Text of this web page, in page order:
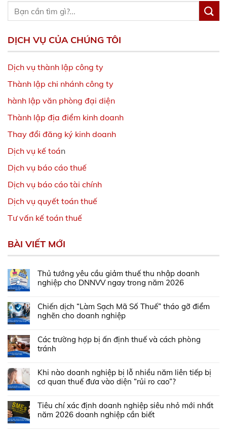
DỊCH VỤ CỦA CHÚNG TÔI
Dịch vụ thành lập công ty
Thành lập chi nhánh công ty
hành lập văn phòng đại diện
Thành lập địa điểm kinh doanh
Thay đổi đăng ký kinh doanh
Dịch vụ kế toán
Dịch vụ báo cáo thuế
Dịch vụ báo cáo tài chính
Dịch vụ quyết toán thuế
Tư vấn kế toán thuế
BÀI VIẾT MỚI
Thủ tướng yêu cầu giảm thuế thu nhập doanh
nghiệp cho DNNVV ngay trong năm 2026
Chiến dịch “Làm Sạch Mã Số Thuế” tháo gỡ điểm
nghẽn cho doanh nghiệp
Các trường hợp bị ấn định thuế và cách phòng
tránh
Khi nào doanh nghiệp bị lỗ nhiều năm liên tiếp bị
cơ quan thuế đưa vào diện “rủi ro cao”?
Tiêu chí xác định doanh nghiệp siêu nhỏ mới nhất
năm 2026 doanh nghiệp cần biết